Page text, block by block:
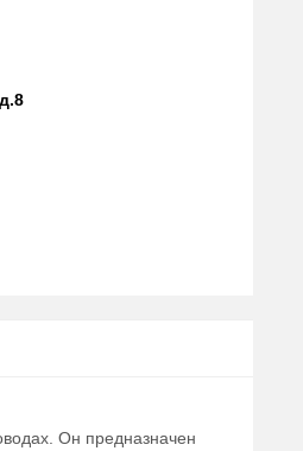
Он предназначен